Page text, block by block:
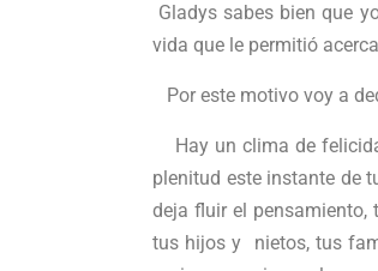
Gladys sabes bien que
vida que le permitió
Por este motivo voy a
Hay un clima de
plenitud este instante de
deja fluir el pensamiento,
tus hijos y nietos, tus